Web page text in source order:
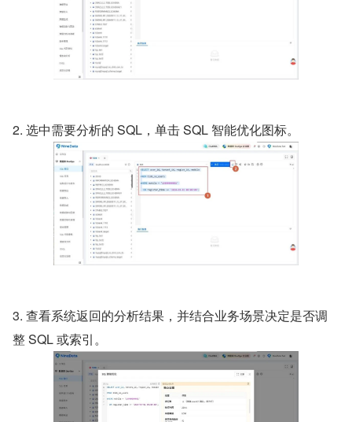
2. 选中需要分析的 SQL，单击 SQL 智能优化图标。
3. 查看系统返回的分析结果，并结合业务场景决定是否调
整 SQL 或索引。